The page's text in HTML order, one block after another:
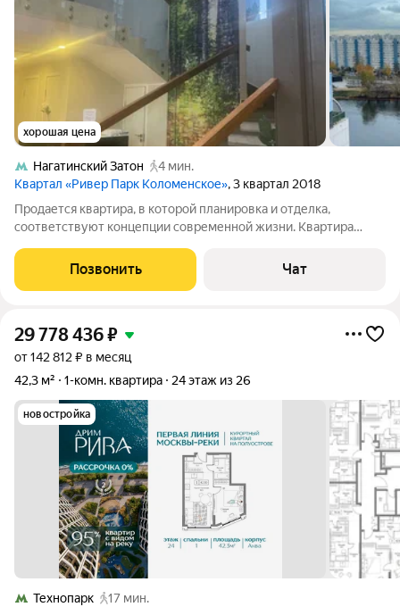
хорошая цена
Нагатинский Затон
4 мин.
Квартал «Ривер Парк Коломенское», 3 квартал 2018
Продается квартира, в которой планировка и отделка,
соответствуют концепции современной жизни. Квартира
идеальное пространство для большой семьи , ее можно
объединить с со смежной
Позвонить Чат
29 778 436₽
от 142 812 ₽ в месяц
42,3 м²
1-комн. квартира 24 этаж из 26
новостройка
Технопарк 17 мин.